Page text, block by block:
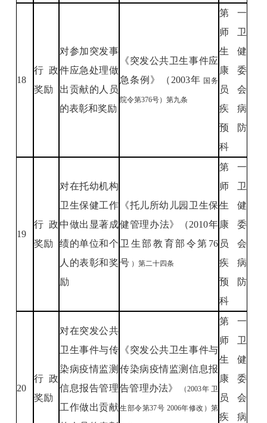
18
行政
奖励
对参加突发事
件应急处理做
出贡献的人员
的表彰和奖励
《突发公共卫生事件应
急条例》（2003年 国务
院令第376号）第九条
第一
师卫
生健
康委
员会
疾病
预防
科
19
行政
奖励
对在托幼机构
卫生保健工作
中做出显著成
绩的单位和个
人的表彰和奖
励
《托儿所幼儿园卫生保
健管理办法》（2010年
卫生部教育部令第76
号 ）第二十四条
第一
师卫
生健
康委
员会
疾病
预防
科
20
行政
奖励
对在突发公共
卫生事件与传
染病疫情监测
信息报告管理
工作做出贡献
《突发公共卫生事件与
传染病疫情监测信息报
告管理办法》
（2003年 卫
生部令第37号 2006年修改）第
第一
师卫
生健
康委
员会
疾病